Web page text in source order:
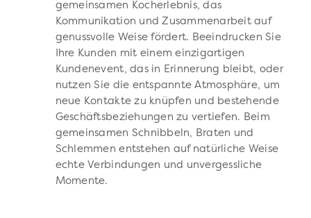
gemeinsamen Kocherlebnis, das
Kommunikation und Zusammenarbeit auf
genussvolle Weise fördert. Beeindrucken Sie
Ihre Kunden mit einem einzigartigen
Kundenevent, das in Erinnerung bleibt, oder
nutzen Sie die entspannte Atmosphäre, um
neue Kontakte zu knüpfen und bestehende
Geschäftsbeziehungen zu vertiefen. Beim
gemeinsamen Schnibbeln, Braten und
Schlemmen entstehen auf natürliche Weise
echte Verbindungen und unvergessliche
Momente.